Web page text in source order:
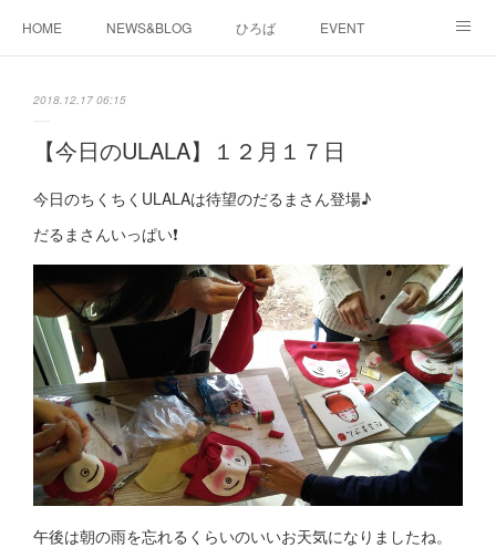
HOME NEWS&BLOG ひろば EVENT
2018.12.17 06:15
【今日のULALA】１２月１７日
今日のちくちくULALAは待望のだるまさん登場♪
だるまさんいっぱい❗
午後は朝の雨を忘れるくらいのいいお天気になりましたね。